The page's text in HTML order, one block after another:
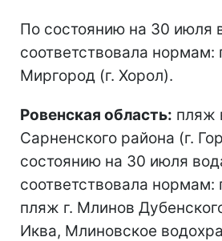
По состоянию на 30 июля
соответствовала нормам:
Миргород (г. Хорол).
Ровенская область: пляж
Сарненского района (г.
состоянию на 30 июля
соответствовала нормам:
пляж г. Млинов
Иква, Млиновское